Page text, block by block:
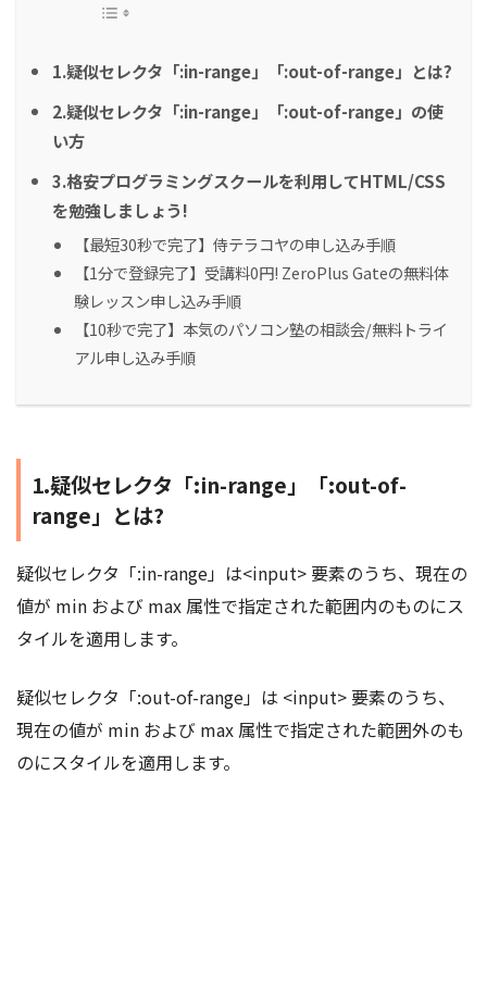
1.疑似セレクタ「:in-range」「:out-of-range」とは?
2.疑似セレクタ「:in-range」「:out-of-range」の使
い方
3.格安プログラミングスクールを利用してHTML/CSS
を勉強しましょう!
【最短30秒で完了】侍テラコヤの申し込み手順
【1分で登録完了】受講料0円! ZeroPlus Gateの無料体
験レッスン申し込み手順
【10秒で完了】本気のパソコン塾の相談会/無料トライ
アル申し込み手順
1.疑似セレクタ「:in-range」「:out-of-
range」とは?
疑似セレクタ「:in-range」は<input> 要素のうち、現在の
値が min および max 属性で指定された範囲内のものにス
タイルを適用します。
疑似セレクタ「:out-of-range」は <input> 要素のうち、
現在の値が min および max 属性で指定された範囲外のも
のにスタイルを適用します。